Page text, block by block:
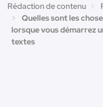
Rédaction de contenu
Quelles sont les
lorsque vous démarrez
textes